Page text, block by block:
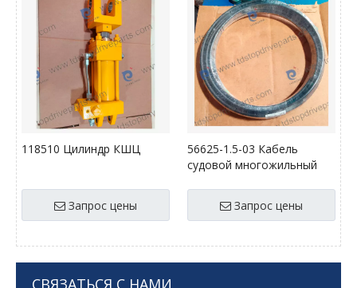
118510 Цилиндр КШЦ
Запрос цены
56625-1.5-03 Кабель
судовой многожильный
Запрос цены
СВЯЗАТЬСЯ С НАМИ